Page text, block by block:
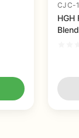
CJC-
HGH